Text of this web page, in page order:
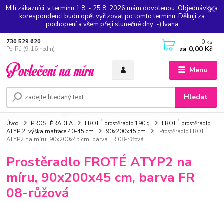
Milí zákazníci, v termínu 1.8. - 25.8. 2026 mám dovolenou. Objednávky a
korespondenci budu opět vyřizovat po tomto termínu. Děkuji za
pochopení a všem přeji slunečné dny :-) Ivana
Menu
Hledat
730 529 620
Po-Pá (9-16 hodin)
0 ks
za 0,00 Kč
Úvod PROSTĚRADLA FROTÉ prostěradlo 190 g
FROTÉ prostěradlo
ATYP 2, výška matrace 40-45 cm
90x200x45 cm
Prostěradlo FROTÉ
ATYP2 na míru, 90x200x45 cm, barva FR 08-růžová
Prostěradlo FROTÉ ATYP2 na
míru, 90x200x45 cm, barva FR
08-růžová